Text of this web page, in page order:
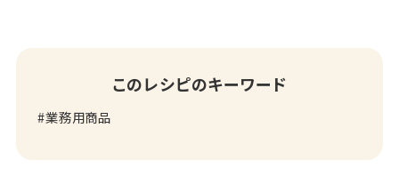
このレシピのキーワード
業務用商品